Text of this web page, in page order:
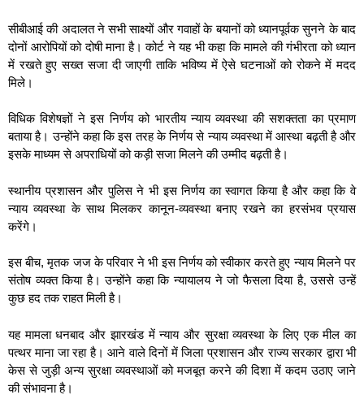
सीबीआई की अदालत ने सभी साक्ष्यों और गवाहों के बयानों को ध्यानपूर्वक सुनने के बाद
दोनों आरोपियों को दोषी माना है। कोर्ट ने यह भी कहा कि मामले की गंभीरता को ध्यान
में रखते हुए सख्त सजा दी जाएगी ताकि भविष्य में ऐसे घटनाओं को रोकने में मदद
मिले।
विधिक विशेषज्ञों ने इस निर्णय को भारतीय न्याय व्यवस्था की सशक्तता का प्रमाण
बताया है। उन्होंने कहा कि इस तरह के निर्णय से न्याय व्यवस्था में आस्था बढ़ती है और
इसके माध्यम से अपराधियों को कड़ी सजा मिलने की उम्मीद बढ़ती है।
स्थानीय प्रशासन और पुलिस ने भी इस निर्णय का स्वागत किया है और कहा कि वे
न्याय व्यवस्था के साथ मिलकर कानून-व्यवस्था बनाए रखने का हरसंभव प्रयास
करेंगे।
इस बीच, मृतक जज के परिवार ने भी इस निर्णय को स्वीकार करते हुए न्याय मिलने पर
संतोष व्यक्त किया है। उन्होंने कहा कि न्यायालय ने जो फैसला दिया है, उससे उन्हें
कुछ हद तक राहत मिली है।
यह मामला धनबाद और झारखंड में न्याय और सुरक्षा व्यवस्था के लिए एक मील का
पत्थर माना जा रहा है। आने वाले दिनों में जिला प्रशासन और राज्य सरकार द्वारा भी
केस से जुड़ी अन्य सुरक्षा व्यवस्थाओं को मजबूत करने की दिशा में कदम उठाए जाने
की संभावना है।